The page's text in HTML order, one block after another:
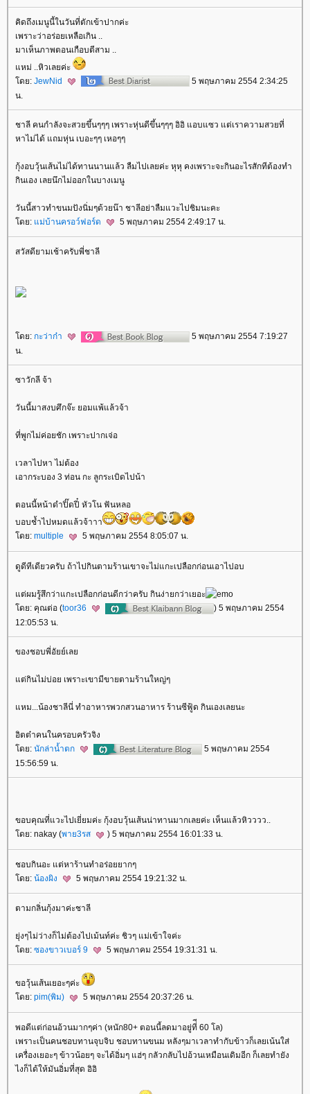
คิดถึงเมนูนี้ในวันที่ตักเข้าปากค่ะ
เพราะว่าอร่อยเหลือเกิน ..
มาเห็นภาพตอนเกือบตีสาม ..
หม่ ..หิวเลยค่ะ
ดย: JewNid
5 พฤษภาคม 2554 2:34:25
น.
ชาลี คนกำลังจะสวยขึ้นๆๆๆ เพราะหุ่นดีขึ้นๆๆๆ อิอิ แอบแซว แต่เราความสวยที่
หาไม่ได้ แถมหุ่น เบอะๆๆ เหอๆๆ
กุ้งอบวุ้นเส้นไม่ได้ทานนานแล้ว ลืมไปเลยค่ะ หุหุ คงเพราะจะกินอะไรสักทีต้องทำ
กินเอง เลยนึกไม่ออกในบางเมนู
วันนี้สาวทำขนมปังนิ่มๆด้วยน๊า ชาลีอย่าลืมแวะไปชิมนะคะ
ดย: ม่บ้านครอว์ฟอร์ด 5 พฤษภาคม 2554 2:49:17 น.
สวัสดียามเช้าครับพี่ชาลี
ดย: กะว่าก๋า
5 พฤษภาคม 2554 7:19:27
น.
ซาวักลี จ้า
วันนี้มาสงบศึกจ๊ะ ยอมแพ้แล้วจ้า
ที่พูกไม่ค่อยชัก เพราะปากเจ่อ
เวลาไปหา ไม่ต้อง
เอากระบอง 3 ท่อน กะ ลูกระเบิดไปน้า
ตอนนี้หน้าดำปิ๊ดปี๋ หัวโน ฟันหลอ
บอบช้ำไปหมดแล้วจ้าาา
ดย: multiple 5 พฤษภาคม 2554 8:05:07 น.
ดูดีทีเดียวครับ ถ้าไปกินตามร้านเขาจะไม่แกะเปลือกก่อนเอาไปอบ
ต่ผมรู้สึกว่าแกะเปลือกก่อนดีกว่าครับ กินง่ายกว่าเยอะ
ดย: คุณต่อ (toor36
) 5 พฤษภาคม 2554
12:05:53 น.
ของชอบพี่อัยย์เล
ต่กินไม่บ่อย เพราะเขามีขายตามร้านใหญ่ๆ
หม...น้องชาลีนี่ ทำอาหารพวกสวนอาหาร ร้านซีฟู้ด กินเองเลยนะ
อิตต๋าคนในครอบครัวจิง
ดย: นักล่าน้ำตก
5 พฤษภาคม 2554
15:56:59 น.
ขอบคุณที่แวะไปเยี่ยมค่ะ กุ้งอบวุ้นเส้นน่าทานมากเลยค่ะ เห็นแล้วหิวววว..
ดย: nakay (พาย3รส ) 5 พฤษภาคม 2554 16:01:33 น.
ชอบกินอะ แต่หาร้านทำอร่อยยากๆ
ดย: น้องผิง 5 พฤษภาคม 2554 19:21:32 น.
ตามกลิ่นกุ้งมาค่ะชาลี
ุ่งๆไม่ว่างก็ไม่ต้องไปเม้นท์ค่ะ ชิวๆ แม่เข้าใจค่ะ
ดย: ซองขาวเบอร์ 9 5 พฤษภาคม 2554 19:31:31 น.
ขอวุ้นเส้นเยอะๆค่ะ
ดย: pim(พิม) 5 พฤษภาคม 2554 20:37:26 น.
พอดีแต่ก่อนอ้วนมากๆค่า (หนัก80+ ตอนนี้ลดมาอยู่ที่ี 60 โล)
เพราะเป็นคนชอบทานจุบจิบ ชอบทานขนม หลังๆมาเวลาทำกับข้าวก็เลยเน้นใส่
เครื่องเยอะๆ ข้าวน้อยๆ จะได้อิ่มๆ แฮ่ๆ กลัวกลับไปอ้วนเหมือนเดิมอีก ก็เลยทำยัง
ไงก็ได้ให้มันอิ่มที่สุด อิอิ